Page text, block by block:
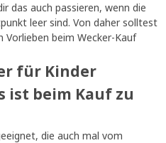
das auch passieren, wenn die
leer sind. Von daher solltest
Vorlieben beim Wecker-Kauf
für Kinder
ist beim Kauf zu
die auch mal vom